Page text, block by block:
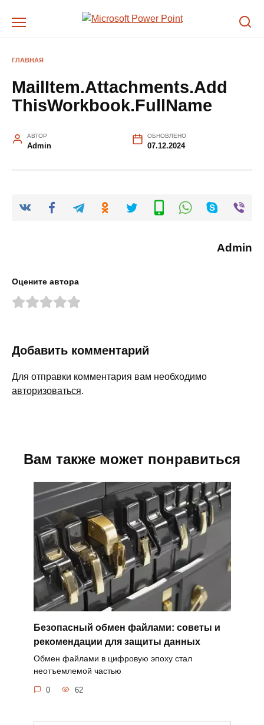
ГЛАВНАЯ
MailItem.Attachments.Add
ThisWorkbook.FullName
АВТОР
Admin
ОБНОВЛЕНО
07.12.2024
Admin
Оцените автора
Добавить комментарий
Для отправки комментария вам необходимо
авторизоваться.
Вам также может понравиться
Безопасный обмен файлами: советы и
рекомендации для защиты данных
Обмен файлами в цифровую эпоху стал
неотъемлемой частью
0 62